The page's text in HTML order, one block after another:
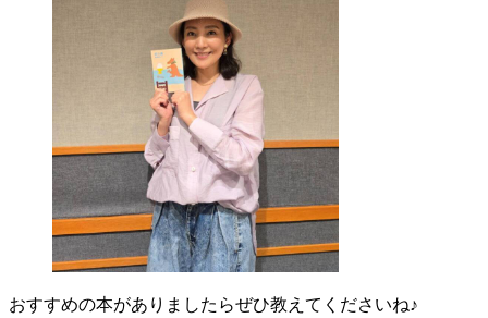
おすすめの本がありましたらぜひ教えてくださいね♪